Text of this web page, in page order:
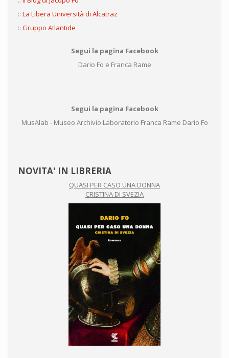
:: La Libera Università di Alcatraz
:: Gruppo Atlantide
Segui la pagina Facebook
Dario Fo e Franca Rame
Segui la pagina Facebook
MusAlab - Museo Archivio Laboratorio Franca Rame Dario Fo
NOVITA' IN LIBRERIA
QUASI PER CASO UNA DONNA
CRISTINA DI SVEZIA